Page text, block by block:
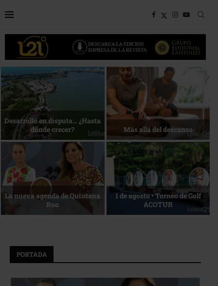
Bottega, un viaje servido a la
mesa
Energía que Impulsa la
competitividad
Reconocimiento de viajeros La esencia del servicio
PORTADA